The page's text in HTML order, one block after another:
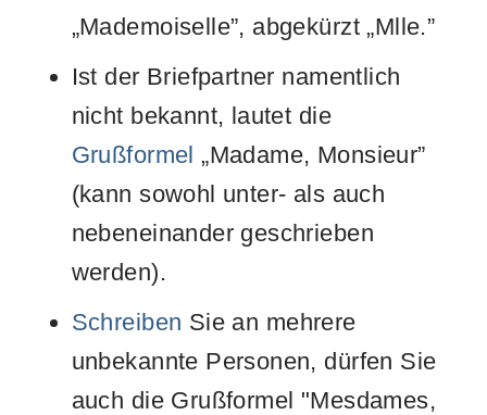
„Mademoiselle”, abgekürzt „Mlle.”
Ist der Briefpartner namentlich
nicht bekannt, lautet die
Grußformel „Madame, Monsieur”
(kann sowohl unter- als auch
nebeneinander geschrieben
werden).
Schreiben Sie an mehrere
unbekannte Personen, dürfen Sie
auch die Grußformel "Mesdames,